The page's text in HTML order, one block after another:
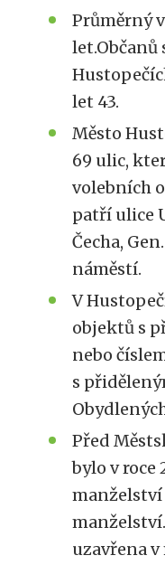
Průměrný
let 43.
Město
69 ulic,
volebních
patří ulice
Čecha,
náměstí.
V
objektů s
nebo
s
Před
bylo v roce
manželství
uzavřena